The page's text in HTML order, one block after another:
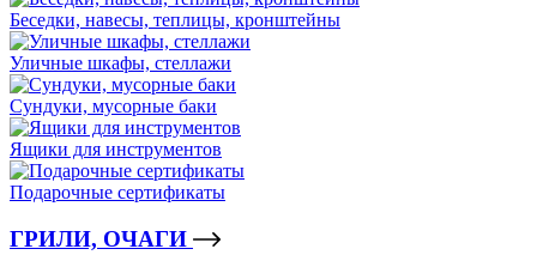
Беседки, навесы, теплицы, кронштейны
Уличные шкафы, стеллажи
Сундуки, мусорные баки
Ящики для инструментов
Подарочные сертификаты
ГРИЛИ, ОЧАГИ